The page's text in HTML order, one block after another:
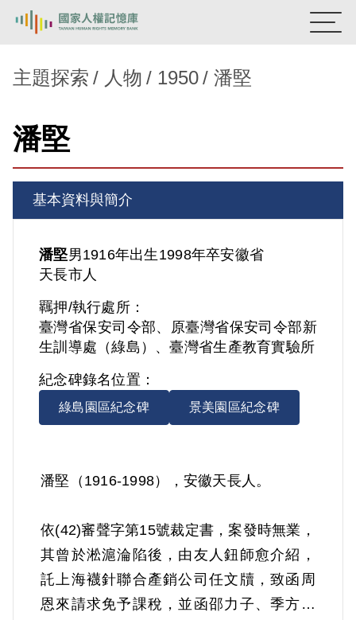
新生訓導處
主題探索
背景知識
關於我們
主題探索 人物 1950 潘堅
潘堅
基本資料與簡介
潘堅男1916年出生 1998年卒安徽省
天長市人
羈押/執行處所：
臺灣省保安司令部、原臺灣省保安司令部新
生訓導處（綠島）、臺灣省生產教育實驗所
紀念碑錄名位置：
綠島園區紀念碑 景美園區紀念碑
潘堅（1916-1998），安徽天長人。
依(42)審聲字第15號裁定書，案發時無業，
其曾於淞滬淪陷後，由友人鈕師愈介紹，
託上海襪針聯合產銷公司任文牘，致函周
恩來請求免予課稅，並函邵力子、季方求